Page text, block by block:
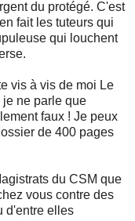
du protégé. C'est
fait les tuteurs qui
qui louchent
vis à vis de moi Le
je ne parle que
faux ! Je peux
de 400 pages
du CSM que
vous contre des
d'entre elles